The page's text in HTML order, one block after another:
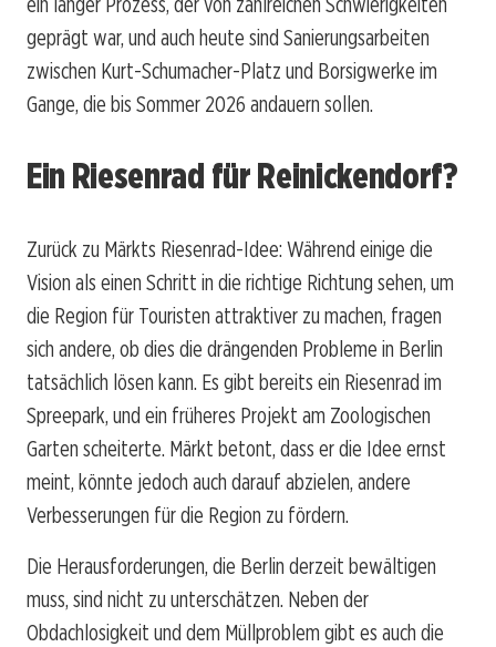
geprägt war, und auch heute sind Sanierungsarbeiten
zwischen Kurt-Schumacher-Platz und Borsigwerke im
Gange, die bis Sommer 2026 andauern sollen.
Ein Riesenrad für Reinickendorf?
Zurück zu Märkts Riesenrad-Idee: Während einige die
Vision als einen Schritt in die richtige Richtung sehen, um
die Region für Touristen attraktiver zu machen, fragen
sich andere, ob dies die drängenden Probleme in Berlin
tatsächlich lösen kann. Es gibt bereits ein Riesenrad im
Spreepark, und ein früheres Projekt am Zoologischen
Garten scheiterte. Märkt betont, dass er die Idee ernst
meint, könnte jedoch auch darauf abzielen, andere
Verbesserungen für die Region zu fördern.
Die Herausforderungen, die Berlin derzeit bewältigen
muss, sind nicht zu unterschätzen. Neben der
Obdachlosigkeit und dem Müllproblem gibt es auch die